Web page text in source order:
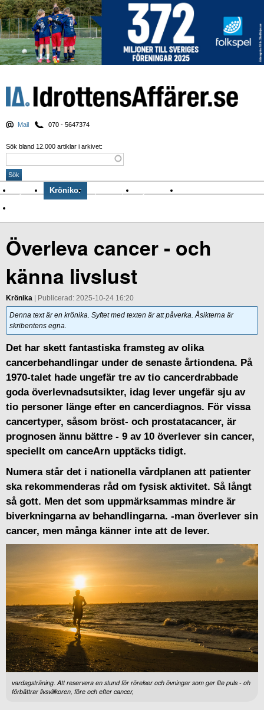
Mail 070 - 5647374
Sök bland 12.000 artiklar i arkivet:
Nyheter Krönikor Sport & spel Nyhetsbrev
Överleva cancer - och
känna livslust
Krönika | Publicerad: 2025-10-24 16:20
Denna text är en krönika. Syftet med texten är att påverka. Åsikterna är
skribentens egna.
Det har skett fantastiska framsteg av olika
cancerbehandlingar under de senaste årtiondena. På
1970-talet hade ungefär tre av tio cancerdrabbade
goda överlevnadsutsikter, idag lever ungefär sju av
tio personer länge efter en cancerdiagnos. För vissa
cancertyper, såsom bröst- och prostatacancer, är
prognosen ännu bättre - 9 av 10 överlever sin cancer,
speciellt om canceArn upptäcks tidigt.
Numera står det i nationella vårdplanen att patienter
ska rekommenderas råd om fysisk aktivitet. Så långt
så gott. Men det som uppmärksammas mindre är
biverkningarna av behandlingarna. -man överlever sin
cancer, men många känner inte att de lever.
vardagsträning. Att reservera en stund för rörelser och övningar som ger lite puls - oh
förbättrar livsvillkoren, före och efter cancer,